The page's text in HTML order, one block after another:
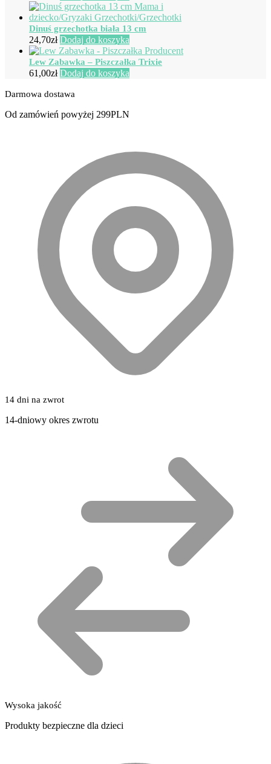
Dinuś grzechotka biała 13 cm
24,70zł Dodaj do koszyka
Lew Zabawka – Piszczałka Trixie
61,00zł Dodaj do koszyka
Darmowa dostawa
Od zamówień powyżej 299PLN
14 dni na zwrot
14-dniowy okres zwrotu
Wysoka jakość
Produkty bezpieczne dla dzieci